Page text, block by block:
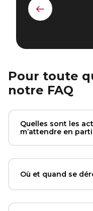
Élément
précédent
Pour toute
notre FAQ
Quelles sont les
m’attendre en
Où et quand se